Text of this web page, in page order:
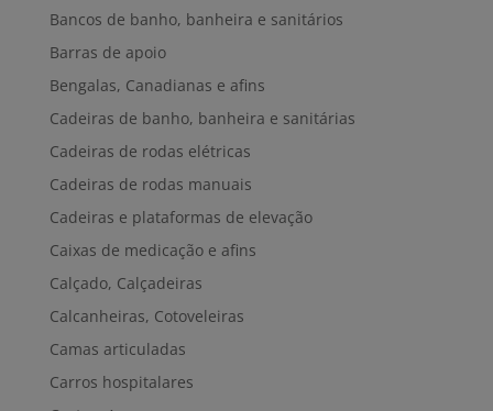
Bancos de banho, banheira e sanitários
Barras de apoio
Bengalas, Canadianas e afins
Cadeiras de banho, banheira e sanitárias
Cadeiras de rodas elétricas
Cadeiras de rodas manuais
Cadeiras e plataformas de elevação
Caixas de medicação e afins
Calçado, Calçadeiras
Calcanheiras, Cotoveleiras
Camas articuladas
Carros hospitalares